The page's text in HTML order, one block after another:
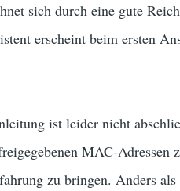
sich durch eine gute
erscheint beim ersten
ist leider nicht
MAC-Adressen
zu bringen. Anders